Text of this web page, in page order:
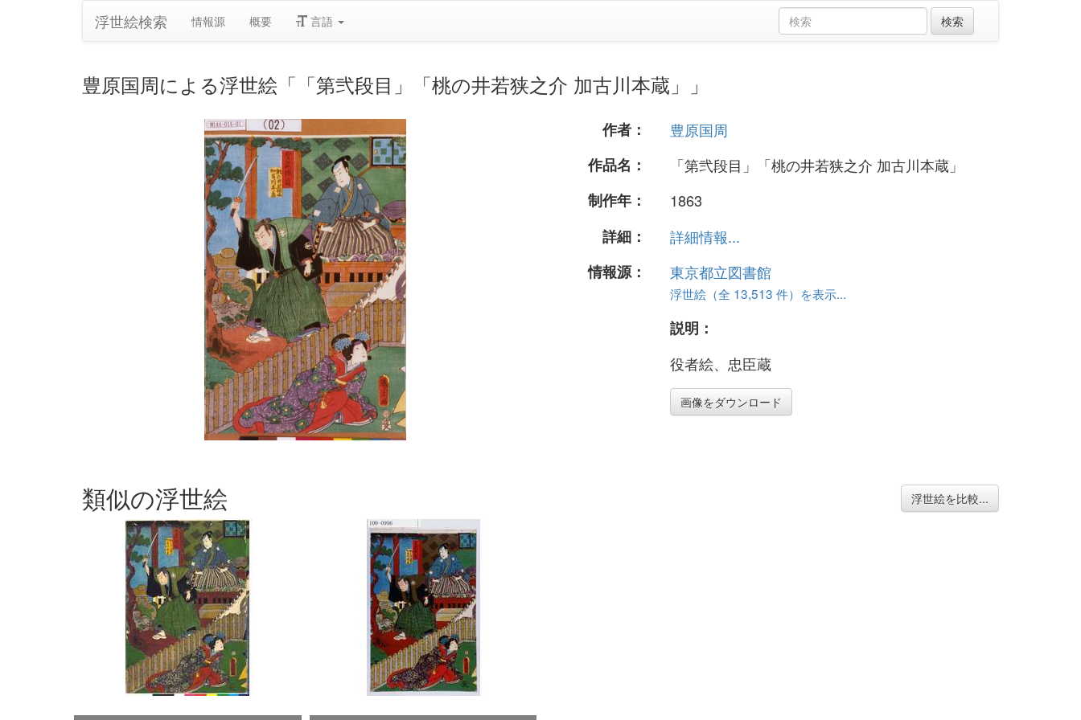
浮世絵検索 情報源 概要 言語
豊原国周による浮世絵「「第弐段目」「桃の井若狭之介 加古川本蔵」」
作者：
豊原国周
作品名：
「第弐段目」「桃の井若狭之介 加古川本蔵」
制作年：
1863
詳細：
詳細情報...
情報源：
東京都立図書館
浮世絵（全 13,513 件）を表示...
説明：
役者絵、忠臣蔵
画像をダウンロード
類似の浮世絵 浮世絵を比較...